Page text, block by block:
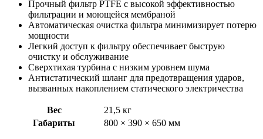
Прочный фильтр PTFE с высокой эффективностью
фильтрации и моющейся мембраной
Автоматическая очистка фильтра минимизирует потерю
мощности
Легкий доступ к фильтру обеспечивает быструю
очистку и обслуживание
Сверхтихая турбина с низким уровнем шума
Антистатический шланг для предотвращения ударов,
вызванных накоплением статического электричества
Вес
21,5 кг
Габариты
800 × 390 × 650 мм